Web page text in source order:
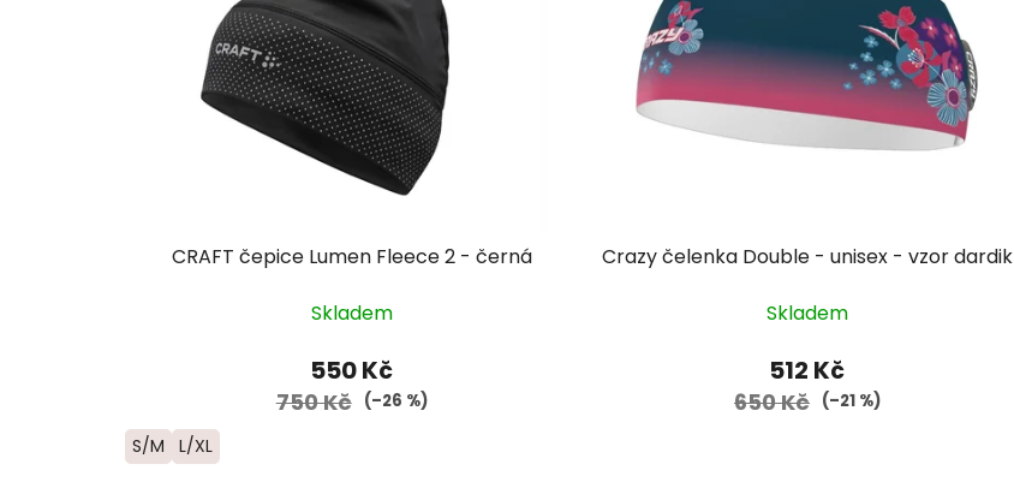
CRAFT čepice Lumen Fleece 2 - černá
Skladem
550 Kč
750 Kč (–26 %)
S/M L/XL
Crazy čelenka Double - unisex - vzor dardik
Skladem
512 Kč
650 Kč (–21 %)